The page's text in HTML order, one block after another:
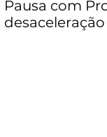
Pausa com